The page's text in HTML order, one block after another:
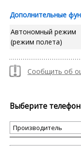
Дополнительные
Автономный режим
(режим полета)
Сообщить об
Выберите